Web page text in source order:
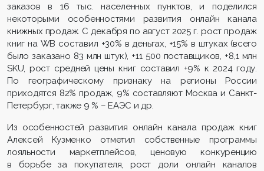
заказов в 16 тыс. населенных пунктов, и поделился
некоторыми особенностями развития онлайн канала
книжных продаж. С декабря по август 2025 г. рост продаж
книг на WB составил +30% в деньгах, +15% в штуках (всего
было заказано 83 млн штук), +11 500 поставщиков, +8,1 млн
SKU, рост средней цены книг составил +9% к 2024 году.
По географическому признаку на регионы России
приходятся 82% продаж, 9% составляют Москва и Санкт-
Петербург, также 9 % – ЕАЭС и др.
Из особенностей развития онлайн канала продаж книг
Алексей Кузменко отметил собственные программы
лояльности маркетплейсов, ценовую конкуренцию
в борьбе за покупателя, рост доли онлайн каналов